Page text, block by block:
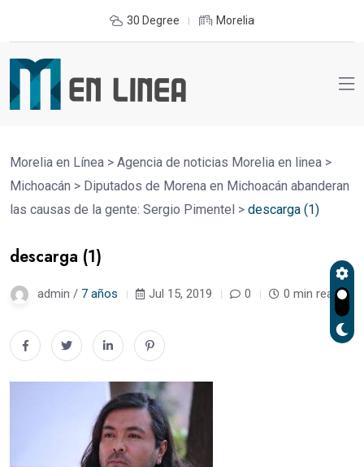
30 Degree Morelia
Morelia en Línea > Agencia de noticias Morelia en linea >
Michoacán > Diputados de Morena en Michoacán abanderan
las causas de la gente: Sergio Pimentel > descarga (1)
descarga (1)
admin / 7 años Jul 15, 2019 0 0 min read